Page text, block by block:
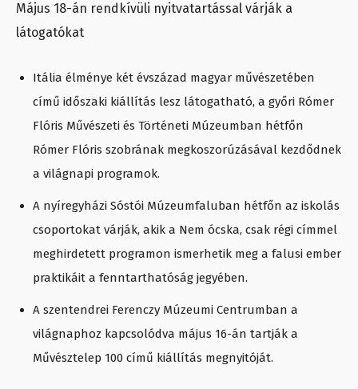
Május 18-án rendkívüli nyitvatartással várják a
látogatókat
Itália élménye két évszázad magyar művészetében
című időszaki kiállítás lesz látogatható, a győri Rómer
Flóris Művészeti és Történeti Múzeumban hétfőn
Rómer Flóris szobrának megkoszorúzásával kezdődnek
a világnapi programok.
A nyíregyházi Sóstói Múzeumfaluban hétfőn az iskolás
csoportokat várják, akik a Nem ócska, csak régi címmel
meghirdetett programon ismerhetik meg a falusi ember
praktikáit a fenntarthatóság jegyében.
A szentendrei Ferenczy Múzeumi Centrumban a
világnaphoz kapcsolódva május 16-án tartják a
Művésztelep 100 című kiállítás megnyitóját.